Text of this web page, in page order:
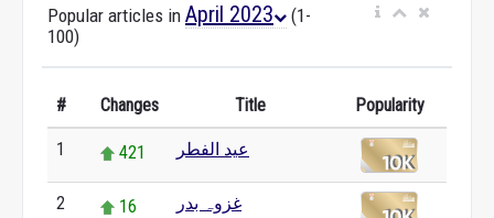
Popular articles in April 2023
(1-
100)
# Changes Title Popularity
1 421 عید الفطر
2 16 غزوہ بدر